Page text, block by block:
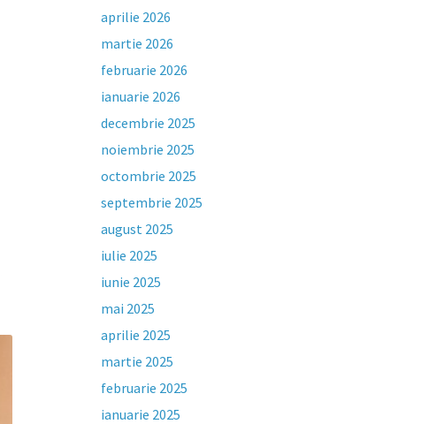
aprilie 2026
martie 2026
februarie 2026
ianuarie 2026
decembrie 2025
noiembrie 2025
octombrie 2025
septembrie 2025
august 2025
iulie 2025
iunie 2025
mai 2025
aprilie 2025
martie 2025
februarie 2025
ianuarie 2025